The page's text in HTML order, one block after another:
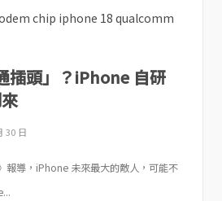
插頭」？iPhone 自研
30 日
報導，iPhone 未來最大的敵人，可能不